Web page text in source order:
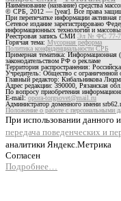
Наименование (название) средства
© СРБ, 2012 — [year]. Все права
При перепечатке информации активная
Сетевое издание зарегистрировано
информационных технологий и
Реестровая запись СМИ Эл № ФС 77-
Горячая тема: Мусорная реформа
Политика конфиденциальности СРБ
Примерная тематика: Информационная
законодательством РФ о рекламе
Территория распространения:
Учредитель: Общество с
Главный редактор: Кибальникова
Адрес редакции: 390000, Рязанская
По вопросу приобретения
E-mail:opora-torgsovet@mail.ru
Администратор доменного имени
Положение о работе с персональными
При использовании данного
передача поведенческих и
аналитики Яндекс.Метрика
Согласен
Подробнее…